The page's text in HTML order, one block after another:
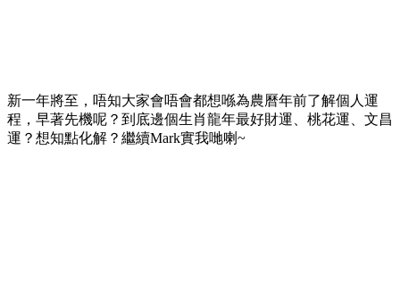
新一年將至，唔知大家會唔會都想喺為農曆年前了解個人運
程，早著先機呢？到底邊個生肖龍年最好財運、桃花運、文昌
運？想知點化解？繼續Mark實我哋喇~